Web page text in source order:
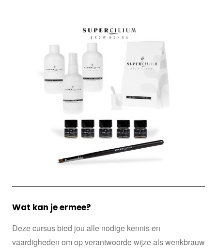
Wat kan je ermee?
Deze cursus bied jou alle nodige kennis en
vaardigheden om op verantwoorde wijze als wenkbrauw